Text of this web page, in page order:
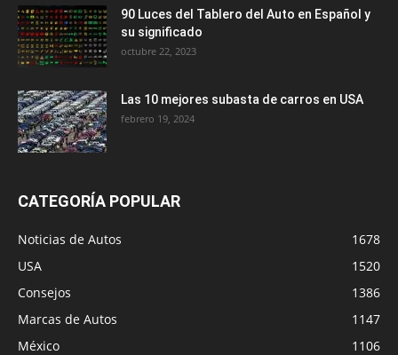
90 Luces del Tablero del Auto en Español y
su significado
octubre 22, 2023
Las 10 mejores subasta de carros en USA
febrero 19, 2024
CATEGORÍA POPULAR
Noticias de Autos
1678
USA
1520
Consejos
1386
Marcas de Autos
1147
México
1106